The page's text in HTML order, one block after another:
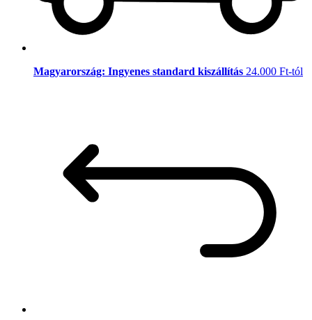
Magyarország: Ingyenes standard kiszállítás 24.000 Ft-tól